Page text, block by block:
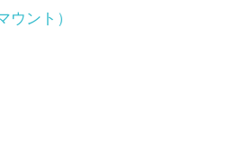
ウント）